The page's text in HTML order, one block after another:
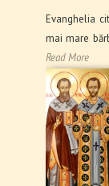
Evanghelia
mai mare
Read More